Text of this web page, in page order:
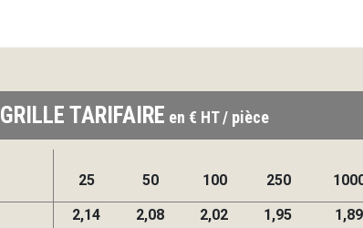
GRILLE TARIFAIRE en € HT / pièce
25 50 100 250
2,14 2,08 2,02 1,95
1,89